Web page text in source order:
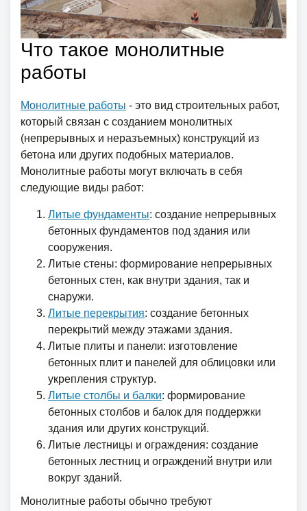
Что такое монолитные
работы
Монолитные работы - это вид строительных работ,
который связан с созданием монолитных
(непрерывных и неразъемных) конструкций из
бетона или других подобных материалов.
Монолитные работы могут включать в себя
следующие виды работ:
Литые фундаменты: создание непрерывных
бетонных фундаментов под здания или
сооружения.
Литые стены: формирование непрерывных
бетонных стен, как внутри здания, так и
снаружи.
Литые перекрытия: создание бетонных
перекрытий между этажами здания.
Литые плиты и панели: изготовление
бетонных плит и панелей для облицовки или
укрепления структур.
Литые столбы и балки: формирование
бетонных столбов и балок для поддержки
здания или других конструкций.
Литые лестницы и ограждения: создание
бетонных лестниц и ограждений внутри или
вокруг зданий.
Монолитные работы обычно требуют